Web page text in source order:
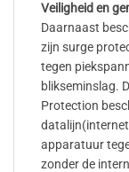
Veiligheid en
Daarnaast
zijn surge
tegen
blikseminslag.
Protection
apparatuur
zonder de